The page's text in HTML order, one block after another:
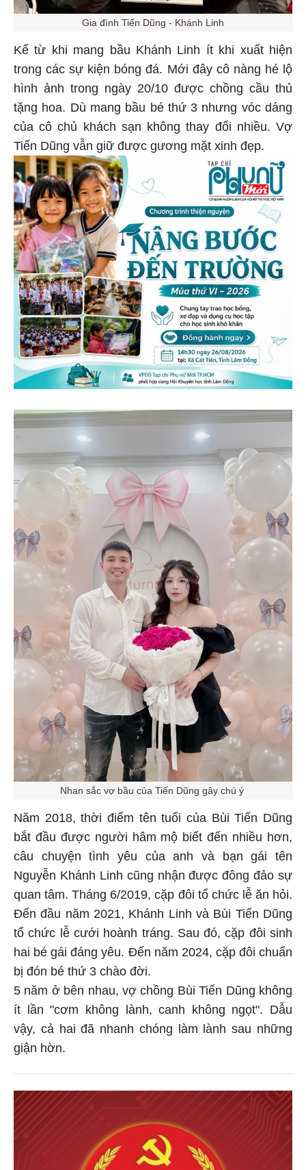
Gia đình Tiến Dũng - Khánh Linh
Kể từ khi mang bầu Khánh Linh ít khi xuất hiện
trong các sự kiện bóng đá. Mới đây cô nàng hé lộ
hình ảnh trong ngày 20/10 được chồng cầu thủ
tặng hoa. Dù mang bầu bé thứ 3 nhưng vóc dáng
của cô chủ khách sạn không thay đổi nhiều. Vợ
Tiến Dũng vẫn giữ được gương mặt xinh đẹp.
Nhan sắc vợ bầu của Tiến Dũng gây chú ý
Năm 2018, thời điểm tên tuổi của Bùi Tiến Dũng
bắt đầu được người hâm mộ biết đến nhiều hơn,
câu chuyện tình yêu của anh và bạn gái tên
Nguyễn Khánh Linh cũng nhận được đông đảo sự
quan tâm. Tháng 6/2019, cặp đôi tổ chức lễ ăn hỏi.
Đến đầu năm 2021, Khánh Linh và Bùi Tiến Dũng
tổ chức lễ cưới hoành tráng. Sau đó, cặp đôi sinh
hai bé gái đáng yêu. Đến năm 2024, cặp đôi chuẩn
bị đón bé thứ 3 chào đời.
5 năm ở bên nhau, vợ chồng Bùi Tiến Dũng không
ít lần "cơm không lành, canh không ngọt". Dẫu
vậy, cả hai đã nhanh chóng làm lành sau những
giận hờn.